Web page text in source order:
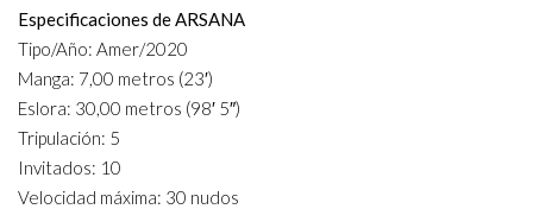
Especificaciones de ARSANA
Tipo/Año: Amer/2020
Manga: 7,00 metros (23′)
Eslora: 30,00 metros (98′ 5″)
Tripulación: 5
Invitados: 10
Velocidad máxima: 30 nudos